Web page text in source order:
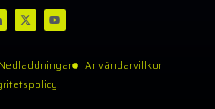
Nedladdningar
Användarvillkor